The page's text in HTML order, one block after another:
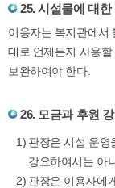
25. 시설물에 대
이용자는 복지관에서
대로 언제든지 사용
보완하여야 한다.
26. 모금과 후원
관장은 시설 운영
강요하여서는 아
관장은 이용자에